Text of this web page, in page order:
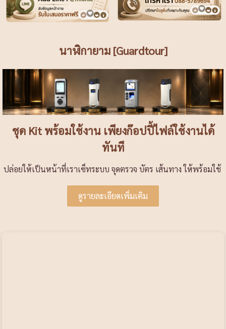
นาฬิกายาม [Guardtour]
ชุด Kit พร้อมใช้งาน เพียงก๊อปปี้ไฟล์ใช้งานได้
ทันที
ปล่อยให้เป็นหน้าที่เราเซ็ทระบบ จุดตรวจ บัตร เส้นทาง ให้พร้อมใช้
ดูรายละเอียดเพิ่มเติม